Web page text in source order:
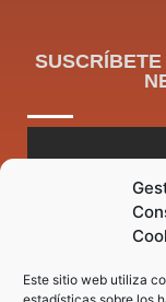
Este sitio web utiliza